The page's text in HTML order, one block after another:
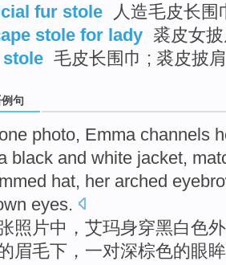
fur stole
人造毛皮长围
stole for lady 裘皮女
毛皮长围巾 ; 裘皮披肩
句
one photo, Emma channels
black and white jacket,
hat, her arched
eyes.
照 片中， 艾玛身穿黑白色
眉毛下，一对深棕色的眼眸